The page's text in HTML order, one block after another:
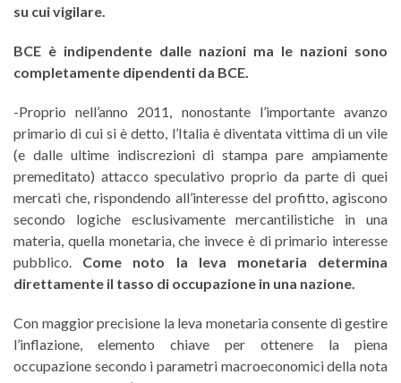
su cui vigilare.
BCE è indipendente dalle nazioni ma le nazioni sono
completamente dipendenti da BCE.
-Proprio nell’anno 2011, nonostante l’importante avanzo
primario di cui si è detto, l’Italia è diventata vittima di un vile
(e dalle ultime indiscrezioni di stampa pare ampiamente
premeditato) attacco speculativo proprio da parte di quei
mercati che, rispondendo all’interesse del profitto, agiscono
secondo logiche esclusivamente mercantilistiche in una
materia, quella monetaria, che invece è di primario interesse
pubblico. Come noto la leva monetaria determina
direttamente il tasso di occupazione in una nazione.
Con maggior precisione la leva monetaria consente di gestire
l’inflazione, elemento chiave per ottenere la piena
occupazione secondo i parametri macroeconomici della nota